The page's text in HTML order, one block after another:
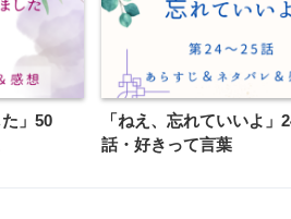
」50
「ねえ、忘れていいよ」
話・好きって言葉